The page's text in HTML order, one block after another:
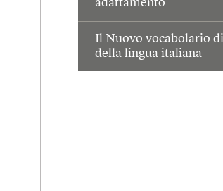
adattamento
Il Nuovo vocabolario
della lingua italiana